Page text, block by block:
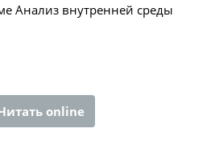
Анализ внутренней среды
online